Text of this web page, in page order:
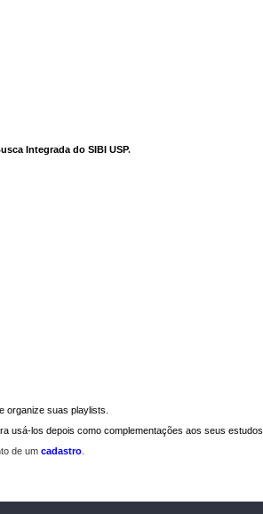
Integrada do SIBI USP.
organize suas playlists.
usá-los depois como complementações aos seus estudos.
de um cadastro